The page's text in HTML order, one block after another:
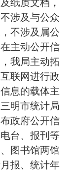
纸质文档，
涉及与公众
不涉及属公
主动公开信
我局主动拓
联网进行政
息的载体主
明市统计局
政府公开信
台、报刊等
图书馆两馆
报、统计年